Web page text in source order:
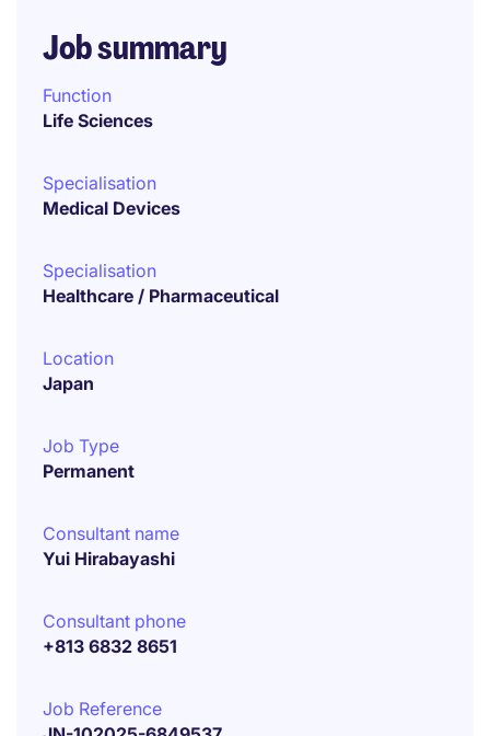
Job summary
Function
Life Sciences
Specialisation
Medical Devices
Specialisation
Healthcare / Pharmaceutical
Location
Japan
Job Type
Permanent
Consultant name
Yui Hirabayashi
Consultant phone
+813 6832 8651
Job Reference